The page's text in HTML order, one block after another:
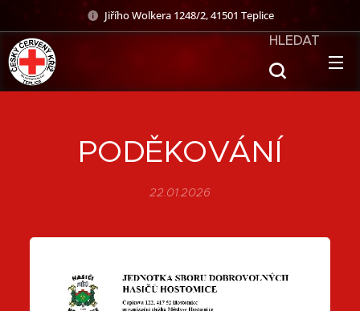
Jiřího Wolkera 1248/2, 41501 Teplice
HLEDAT
PODĚKOVÁNÍ
22.01.2026